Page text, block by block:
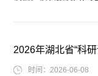
收获、感悟体会与难
强化创新创业扶持、
优化校园学习空间与
时间：2026-06-08